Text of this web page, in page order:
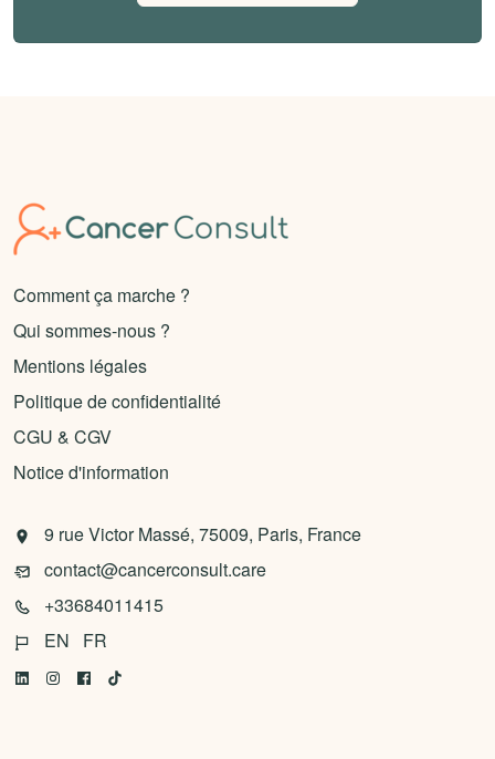
Comment ça marche ?
Qui sommes-nous ?
Mentions légales
Politique de confidentialité
CGU & CGV
Notice d'information
9 rue Victor Massé, 75009, Paris, France
contact@cancerconsult.care
+33684011415
EN
FR